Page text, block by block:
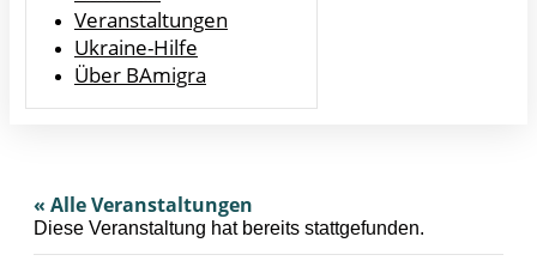
Veranstaltungen
Ukraine-Hilfe
Über BAmigra
« Alle Veranstaltungen
Diese Veranstaltung hat bereits stattgefunden.